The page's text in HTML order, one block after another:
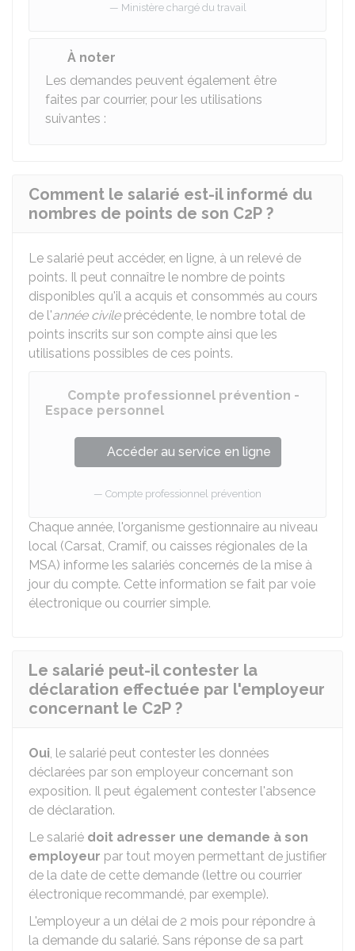
Ministère chargé du travail
À noter
Les demandes peuvent également être
faites par courrier, pour les utilisations
suivantes :
Comment le salarié est-il informé du
nombres de points de son C2P ?
Le salarié peut accéder, en ligne, à un relevé de
points. Il peut connaître le nombre de points
disponibles qu'il a acquis et consommés au cours
de l'année civileprécédente, le nombre total de
points inscrits sur son compte ainsi que les
utilisations possibles de ces points.
Compte professionnel prévention -
Espace personnel
Accéder au service en ligne
Compte professionnel prévention
Chaque année, l'organisme gestionnaire au niveau
local (Carsat, Cramif, ou caisses régionales de la
MSA) informe les salariés concernés de la mise à
jour du compte. Cette information se fait par voie
électronique ou courrier simple.
Le salarié peut-il contester la
déclaration effectuée par l'employeur
concernant le C2P ?
Oui, le salarié peut contester les données
déclarées par son employeur concernant son
exposition. Il peut également contester l'absence
de déclaration.
Le salarié doit adresser une demande à son
employeur par tout moyen permettant de justifier
de la date de cette demande (lettre ou courrier
électronique recommandé, par exemple).
L'employeur a un délai de 2 mois pour répondre à
la demande du salarié. Sans réponse de sa part